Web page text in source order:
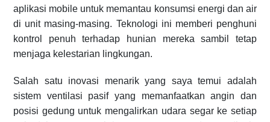
aplikasi mobile untuk memantau konsumsi energi dan air
di unit masing-masing. Teknologi ini memberi penghuni
kontrol penuh terhadap hunian mereka sambil tetap
menjaga kelestarian lingkungan.
Salah satu inovasi menarik yang saya temui adalah
sistem ventilasi pasif yang memanfaatkan angin dan
posisi gedung untuk mengalirkan udara segar ke setiap